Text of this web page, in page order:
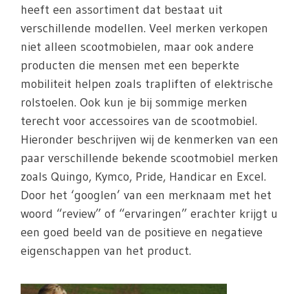
heeft een assortiment dat bestaat uit
verschillende modellen. Veel merken verkopen
niet alleen scootmobielen, maar ook andere
producten die mensen met een beperkte
mobiliteit helpen zoals trapliften of elektrische
rolstoelen. Ook kun je bij sommige merken
terecht voor accessoires van de scootmobiel.
Hieronder beschrijven wij de kenmerken van een
paar verschillende bekende scootmobiel merken
zoals Quingo, Kymco, Pride, Handicar en Excel.
Door het ‘googlen’ van een merknaam met het
woord “review” of “ervaringen” erachter krijgt u
een goed beeld van de positieve en negatieve
eigenschappen van het product.